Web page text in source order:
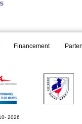
Financement
2026